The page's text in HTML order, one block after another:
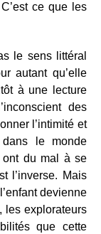
ce que les
le sens littéral
autant qu’elle
à une lecture
des
l’intimité et
dans le monde
ont du mal à se
l’inverse. Mais
devienne
les explorateurs
que cette